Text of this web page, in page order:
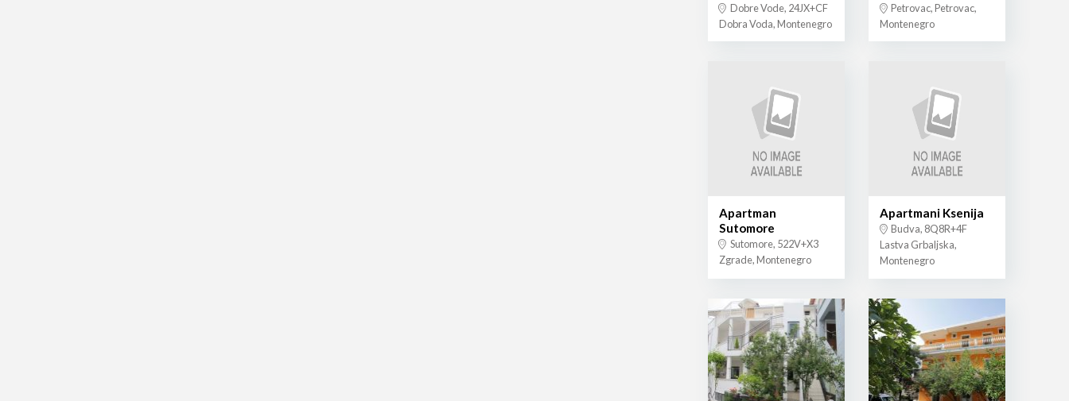
Dobre Vode, 24JX+CF
Dobra Voda, Montenegro
Petrovac, Petrovac,
Montenegro
Apartman
Sutomore
Sutomore, 522V+X3
Zgrade, Montenegro
Apartmani Ksenija
Budva, 8Q8R+4F
Lastva Grbaljska,
Montenegro